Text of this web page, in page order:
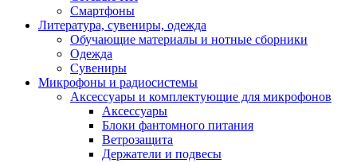
Смартфоны
Литература, сувениры, одежда
Обучающие материалы и нотные сборники
Одежда
Сувениры
Микрофоны и радиосистемы
Аксессуары и комплектующие для микрофонов
Аксессуары
Блоки фантомного питания
Ветрозащита
Держатели и подвесы